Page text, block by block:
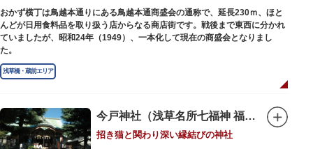
りは、ここ小野照崎神社のものです。
おかず横丁は鳥越本通りにある鳥越本通商盛会の通称で、延長230ｍ、ほと
んどが日用食料品を取り扱う店からなる商店街です。戦後まで東西に分かれ
ていましたが、昭和24年（1949）、一本化して現在の商盛会となりまし
た。
浅草橋・蔵前エリア
今戸神社（浅草名所七福神 福禄寿）
招き猫と関わり深い縁結びの神社